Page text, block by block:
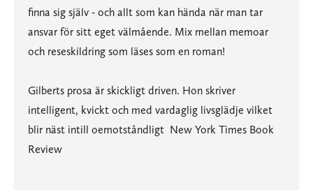
finna sig själv - och allt som kan hända när man tar
ansvar för sitt eget välmående. Mix mellan memoar
och reseskildring som läses som en roman!
Gilberts prosa är skickligt driven. Hon skriver
intelligent, kvickt och med vardaglig livsglädje vilket
blir näst intill oemotståndligt New York Times Book
Review